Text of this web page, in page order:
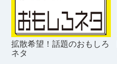
拡散希望！話題のおもしろ
ネタ